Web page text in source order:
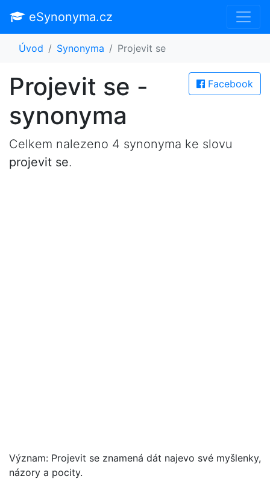
eSynonyma.cz
Úvod Synonyma Projevit se
Facebook
Projevit se -
synonyma
Celkem nalezeno 4 synonyma ke slovu
projevit se.
Význam: Projevit se znamená dát najevo své myšlenky,
názory a pocity.